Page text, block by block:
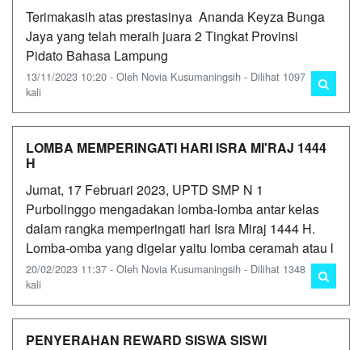
Terimakasih atas prestasinya Ananda Keyza Bunga
Jaya yang telah meraih juara 2 Tingkat Provinsi
Pidato Bahasa Lampung
13/11/2023 10:20 - Oleh Novia Kusumaningsih - Dilihat 1097
kali
LOMBA MEMPERINGATI HARI ISRA MI'RAJ 1444
H
Jumat, 17 Februari 2023, UPTD SMP N 1
Purbolinggo mengadakan lomba-lomba antar kelas
dalam rangka memperingati hari Isra Miraj 1444 H.
Lomba-omba yang digelar yaitu lomba ceramah atau l
20/02/2023 11:37 - Oleh Novia Kusumaningsih - Dilihat 1348
kali
PENYERAHAN REWARD SISWA SISWI